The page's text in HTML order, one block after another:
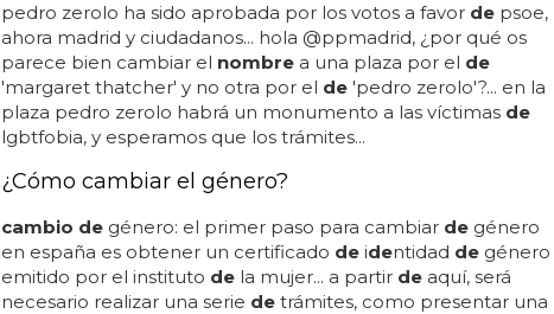
pedro zerolo ha sido aprobada por los votos a favor depsoe,
ahora madrid y ciudadanos... hola @ppmadrid, ¿por qué os
parece bien cambiar el nombrea una plaza por el de
'margaret thatcher' y no otra por el de'pedro zerolo'?... en la
plaza pedro zerolo habrá un monumento a las víctimas de
lgbtfobia, y esperamos que los trámites...
¿Cómo cambiar el género?
cambio degénero: el primer paso para cambiar degénero
en españa es obtener un certificado deidentidad degénero
emitido por el instituto dela mujer... a partir deaquí, será
necesario realizar una serie detrámites, como presentar una